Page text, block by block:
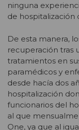
ninguna
de hospitalización
De esta manera,
recuperación tras
tratamientos en
paramédicos y
desde hacía dos
hospitalización
funcionarios del
al que
One, ya que al